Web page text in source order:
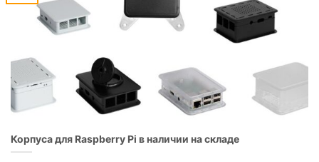
Корпуса для Raspberry Pi в наличии на складе